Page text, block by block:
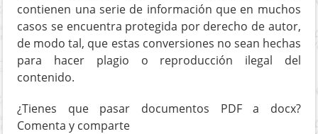
contienen una serie de información que en muchos
casos se encuentra protegida por derecho de autor,
de modo tal, que estas conversiones no sean hechas
para hacer plagio o reproducción ilegal del
contenido.
¿Tienes que pasar documentos PDF a docx?
Comenta y comparte